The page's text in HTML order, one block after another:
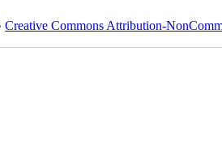
Creative Commons Attribution-